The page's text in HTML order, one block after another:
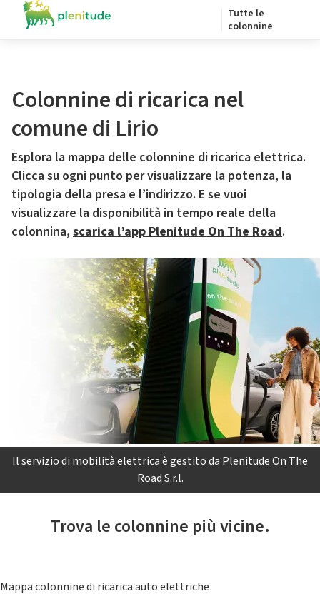
Tutte le
colonnine
Colonnine di ricarica nel
comune di Lirio
Esplora la mappa delle colonnine di ricarica elettrica.
Clicca su ogni punto per visualizzare la potenza, la
tipologia della presa e l’indirizzo. E se vuoi
visualizzare la disponibilità in tempo reale della
colonnina, scarica l’app Plenitude On The Road.
Il servizio di mobilità elettrica è gestito da Plenitude On The
Road S.r.l.
Trova le colonnine più vicine.
Mappa colonnine di ricarica auto elettriche